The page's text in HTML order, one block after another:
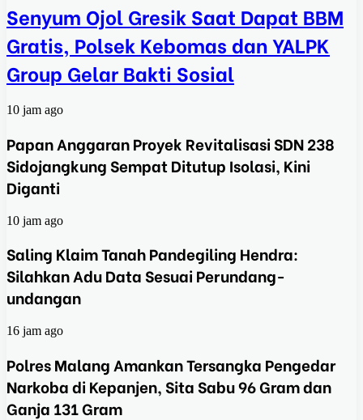
Senyum Ojol Gresik Saat Dapat BBM
Gratis, Polsek Kebomas dan YALPK
Group Gelar Bakti Sosial
10 jam ago
Papan Anggaran Proyek Revitalisasi SDN 238
Sidojangkung Sempat Ditutup Isolasi, Kini
Diganti
10 jam ago
Saling Klaim Tanah Pandegiling Hendra:
Silahkan Adu Data Sesuai Perundang-
undangan
16 jam ago
Polres Malang Amankan Tersangka Pengedar
Narkoba di Kepanjen, Sita Sabu 96 Gram dan
Ganja 131 Gram